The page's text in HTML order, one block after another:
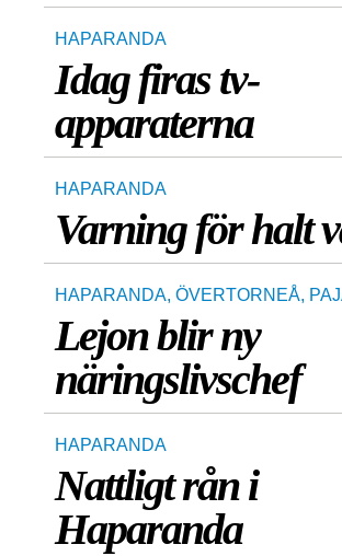
HAPARANDA
Idag firas tv-
apparaterna
HAPARANDA
Varning för halt
HAPARANDA, ÖVERTORNEÅ,
Lejon blir ny
näringslivschef
HAPARANDA
Nattligt rån i
Haparanda